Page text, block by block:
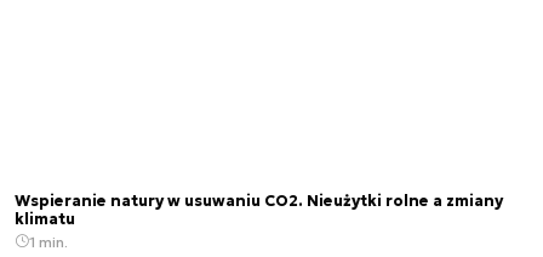
Wspieranie natury w usuwaniu CO2. Nieużytki rolne a zmiany
klimatu
1 min.